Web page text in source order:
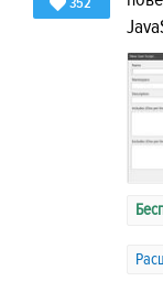
352